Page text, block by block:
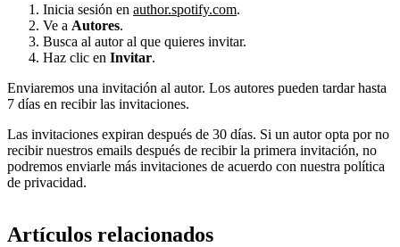
Inicia sesión en author.spotify.com.
Ve a Autores.
Busca al autor al que quieres invitar.
Haz clic en Invitar.
Enviaremos una invitación al autor. Los autores pueden tardar hasta
7 días en recibir las invitaciones.
Las invitaciones expiran después de 30 días. Si un autor opta por no
recibir nuestros emails después de recibir la primera invitación, no
podremos enviarle más invitaciones de acuerdo con nuestra política
de privacidad.
Artículos relacionados